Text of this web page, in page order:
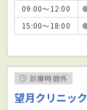
09:00～12:00
15:00～18:00
診療時間外
望月クリニック